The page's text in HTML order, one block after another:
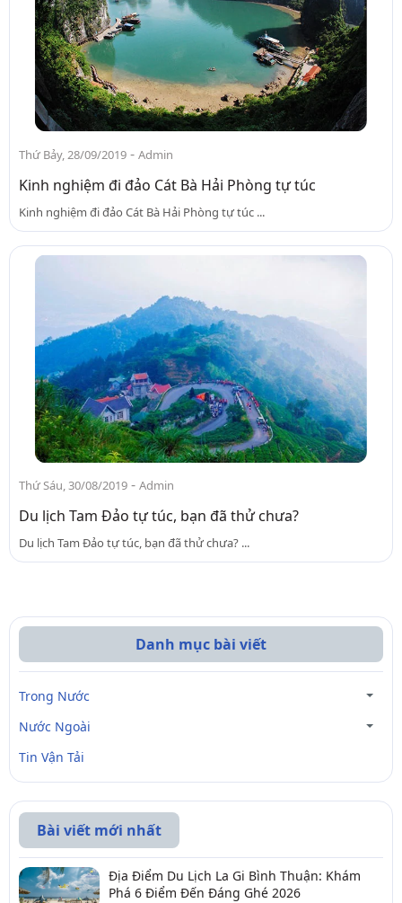
Thứ Bảy, 28/09/2019 - Admin
Kinh nghiệm đi đảo Cát Bà Hải Phòng tự túc
Kinh nghiệm đi đảo Cát Bà Hải Phòng tự túc ...
Thứ Sáu, 30/08/2019 - Admin
Du lịch Tam Đảo tự túc, bạn đã thử chưa?
Du lịch Tam Đảo tự túc, bạn đã thử chưa? ...
Danh mục bài viết
Trong Nước
Nước Ngoài
Tin Vận Tải
Bài viết mới nhất
Địa Điểm Du Lịch La Gi Bình Thuận: Khám
Phá 6 Điểm Đến Đáng Ghé 2026